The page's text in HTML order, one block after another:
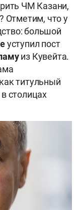
ЧМ Казани,
Отметим, что у
большой
уступил пост
из Кувейта.
титульный
столицах